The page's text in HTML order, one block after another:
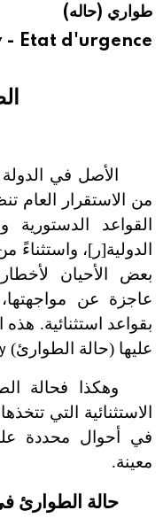
هيئة الموسوعةطواري (حاله)
- Etat d'urgence
الأصل في
من الاستقرار العام
القواعد الدستورية
الدولية[ر]،
بعض الأحيان
عاجزة عن
بقواعد استثنائية. هذه
عليها (حالة الطوارئ)
وهكذا فحالة
الاستثنائية التي
في أحوال محددة
معينة.
حالة الطوارئ